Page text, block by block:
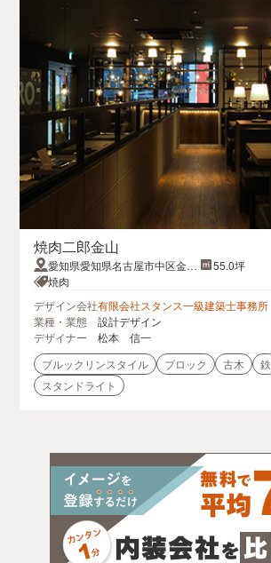
焼肉二郎金山
愛知県愛知県名古屋市中区金山
２丁目１６−１６
55.0坪
焼肉
デザイン会社有限会社スタンス一級建築士事務所
業種・業態
設計デザイン
デザイナー
松本 信一
ブルックリンスタイル
ブロック 古木
鉄
スタンドライト